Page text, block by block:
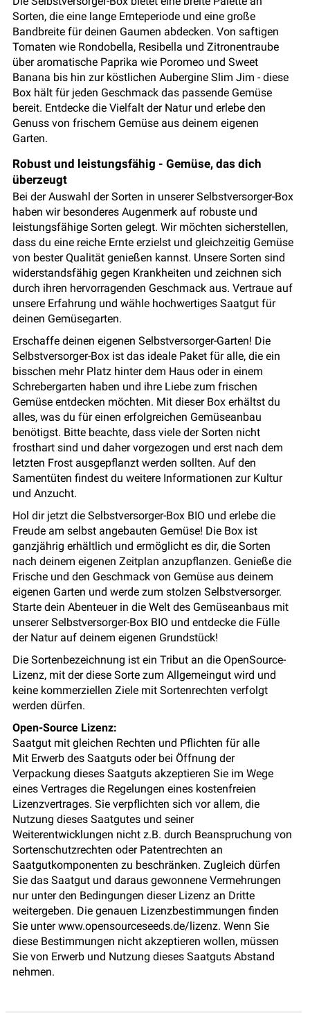
Sorten, die eine lange Ernteperiode und eine große
Bandbreite für deinen Gaumen abdecken. Von saftigen
Tomaten wie Rondobella, Resibella und Zitronentraube
über aromatische Paprika wie Poromeo und Sweet
Banana bis hin zur köstlichen Aubergine Slim Jim - diese
Box hält für jeden Geschmack das passende Gemüse
bereit. Entdecke die Vielfalt der Natur und erlebe den
Genuss von frischem Gemüse aus deinem eigenen
Garten.
Robust und leistungsfähig - Gemüse, das dich
überzeugt
Bei der Auswahl der Sorten in unserer Selbstversorger-Box
haben wir besonderes Augenmerk auf robuste und
leistungsfähige Sorten gelegt. Wir möchten sicherstellen,
dass du eine reiche Ernte erzielst und gleichzeitig Gemüse
von bester Qualität genießen kannst. Unsere Sorten sind
widerstandsfähig gegen Krankheiten und zeichnen sich
durch ihren hervorragenden Geschmack aus. Vertraue auf
unsere Erfahrung und wähle hochwertiges Saatgut für
deinen Gemüsegarten.
Erschaffe deinen eigenen Selbstversorger-Garten! Die
Selbstversorger-Box ist das ideale Paket für alle, die ein
bisschen mehr Platz hinter dem Haus oder in einem
Schrebergarten haben und ihre Liebe zum frischen
Gemüse entdecken möchten. Mit dieser Box erhältst du
alles, was du für einen erfolgreichen Gemüseanbau
benötigst. Bitte beachte, dass viele der Sorten nicht
frosthart sind und daher vorgezogen und erst nach dem
letzten Frost ausgepflanzt werden sollten. Auf den
Samentüten findest du weitere Informationen zur Kultur
und Anzucht.
Hol dir jetzt die Selbstversorger-Box BIO und erlebe die
Freude am selbst angebauten Gemüse! Die Box ist
ganzjährig erhältlich und ermöglicht es dir, die Sorten
nach deinem eigenen Zeitplan anzupflanzen. Genieße die
Frische und den Geschmack von Gemüse aus deinem
eigenen Garten und werde zum stolzen Selbstversorger.
Starte dein Abenteuer in die Welt des Gemüseanbaus mit
unserer Selbstversorger-Box BIO und entdecke die Fülle
der Natur auf deinem eigenen Grundstück!
Die Sortenbezeichnung ist ein Tribut an die OpenSource-
Lizenz, mit der diese Sorte zum Allgemeingut wird und
keine kommerziellen Ziele mit Sortenrechten verfolgt
werden dürfen.
Open-Source Lizenz:
Saatgut mit gleichen Rechten und Pflichten für alle
Mit Erwerb des Saatguts oder bei Öffnung der
Verpackung dieses Saatguts akzeptieren Sie im Wege
eines Vertrages die Regelungen eines kostenfreien
Lizenzvertrages. Sie verpflichten sich vor allem, die
Nutzung dieses Saatgutes und seiner
Weiterentwicklungen nicht z.B. durch Beanspruchung von
Sortenschutzrechten oder Patentrechten an
Saatgutkomponenten zu beschränken. Zugleich dürfen
Sie das Saatgut und daraus gewonnene Vermehrungen
nur unter den Bedingungen dieser Lizenz an Dritte
weitergeben. Die genauen Lizenzbestimmungen finden
Sie unter www.opensourceseeds.de/lizenz. Wenn Sie
diese Bestimmungen nicht akzeptieren wollen, müssen
Sie von Erwerb und Nutzung dieses Saatguts Abstand
nehmen.